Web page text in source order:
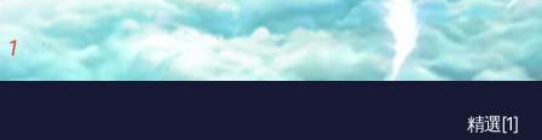
精選[1]
1 / 3